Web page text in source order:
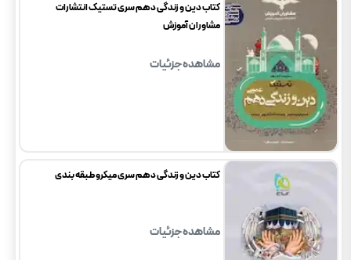
کتاب دین و زندگی دهم سری تستیک انتشارات
مشاوران آموزش
مشاهده جزئیات
کتاب دین و زندگی دهم سری میکرو طبقه بندی
مشاهده جزئیات